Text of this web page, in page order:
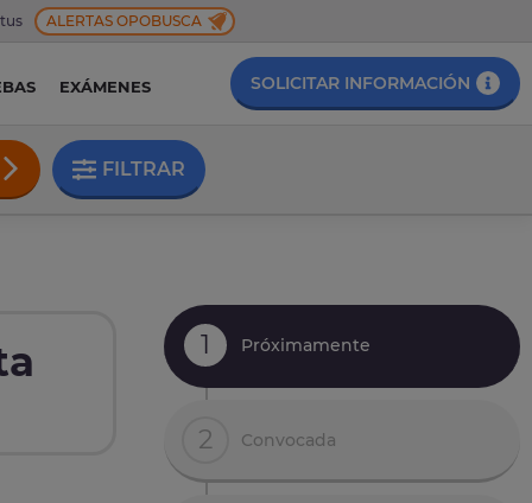
ALERTAS OPOBUSCA
EXÁMENES SOLICITAR INFORMACIÓN
FILTRAR
1 Próximamente
2 Convocada